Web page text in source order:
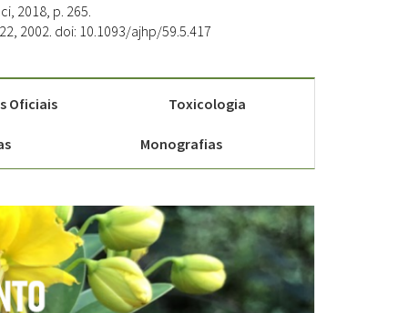
2018, p. 265.
2002. doi: 10.1093/ajhp/59.5.417
Oficiais Toxicologia
Monografias